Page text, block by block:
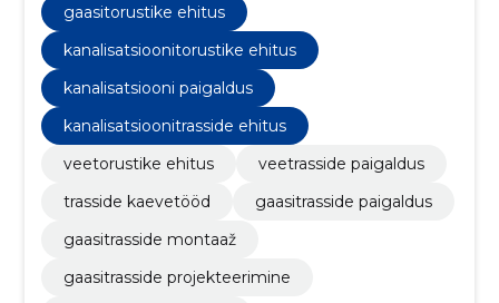
gaasitorustike ehitus
kanalisatsioonitorustike ehitus
kanalisatsiooni paigaldus
kanalisatsioonitrasside ehitus
veetorustike ehitus
veetrasside paigaldus
trasside kaevetööd
gaasitrasside paigaldus
gaasitrasside montaaž
gaasitrasside projekteerimine